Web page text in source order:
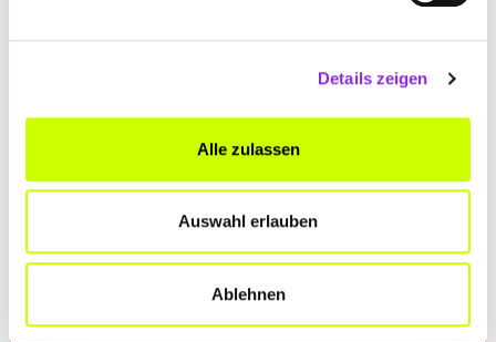
Details zeigen
Alle zulassen
Auswahl erlauben
Ablehnen
die Statistik und Marketing Cookies
Du die Map sehen kannst.